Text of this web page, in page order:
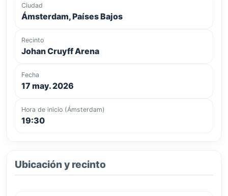
Ciudad
Ámsterdam, Países Bajos
Recinto
Johan Cruyff Arena
Fecha
17 may. 2026
Hora de inicio (Ámsterdam)
19:30
Ubicación y recinto